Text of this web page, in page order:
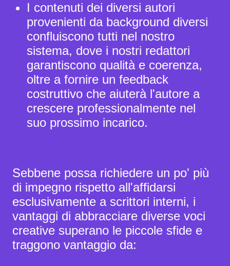
I contenuti dei diversi autori
provenienti da background diversi
confluiscono tutti nel nostro
sistema, dove i nostri redattori
garantiscono qualità e coerenza,
oltre a fornire un feedback
costruttivo che aiuterà l'autore a
crescere professionalmente nel
suo prossimo incarico.
Sebbene possa richiedere un po' più
di impegno rispetto all'affidarsi
esclusivamente a scrittori interni, i
vantaggi di abbracciare diverse voci
creative superano le piccole sfide e
traggono vantaggio da: